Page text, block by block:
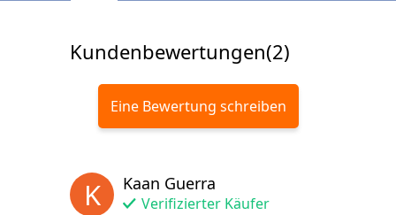
Kundenbewertungen(2)
Eine Bewertung schreiben
K Kaan Guerra
Verifizierter Käufer